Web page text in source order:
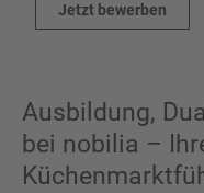
Jetzt bewerben
Ausbildung,
bei nobilia –